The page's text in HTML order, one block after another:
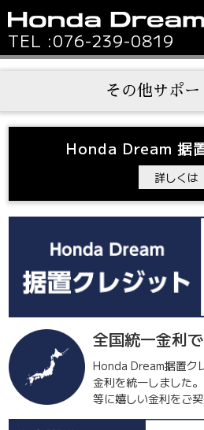
TEL :076-239-0819
その他サポー
Honda Dream 据
詳しくは
全国統一金利
Honda Dream据置ク
金利を統一しました
等に嬉しい金利をご